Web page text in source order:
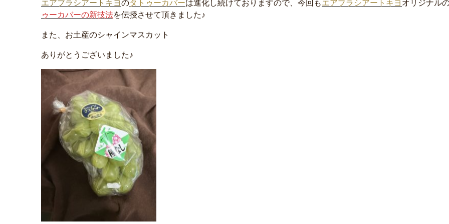
エアブラシアートキヨのタトゥーカバーは進化し続けておりますので、今回もエアブラシアートキヨ オリジナル
ゥーカバーの新技法を伝授させて頂きました♪
また、お土産のシャインマスカット
ありがとうございました♪